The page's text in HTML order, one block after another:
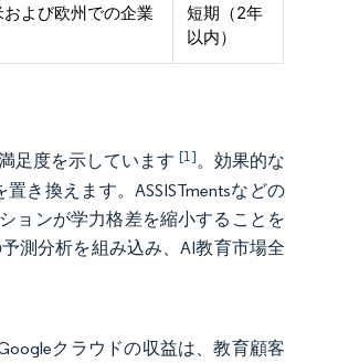
よび欧州での企業
短期（2年
以内）
足度を示しています [1]。効果的な
き換えます。ASSISTmentsなどの
ョンが学力格差を縮小することを
測分析を組み込み、AI教育市場全
クラウドの収益は、教育顧客